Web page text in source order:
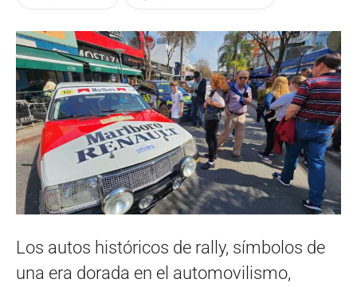
Los autos históricos de rally, símbolos de
una era dorada en el automovilismo,